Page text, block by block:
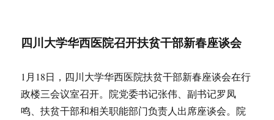
四川大学华西医院召开扶贫干部新春座谈会
1月18日，四川大学华西医院扶贫干部新春座谈会在行
政楼三会议室召开。院党委书记张伟、副书记罗凤
鸣、扶贫干部和相关职能部门负责人出席座谈会。院